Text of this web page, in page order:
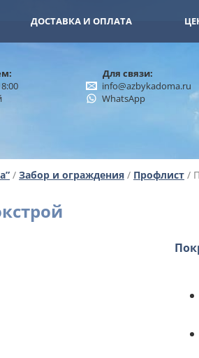
ДОСТАВКА И ОПЛАТА
Для связи:
info@azbykadoma.ru
WhatsApp
/ Забор и ограждения / Профлист /